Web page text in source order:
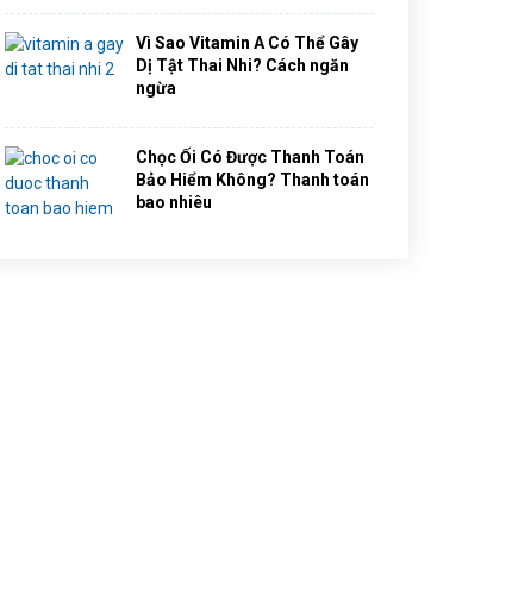
Vì Sao Vitamin A Có Thể Gây
Dị Tật Thai Nhi? Cách ngăn
ngừa
Chọc Ối Có Được Thanh Toán
Bảo Hiểm Không? Thanh toán
bao nhiêu